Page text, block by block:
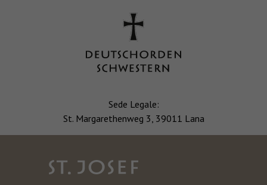
Sede Legale:
St. Margarethenweg 3, 39011 Lana